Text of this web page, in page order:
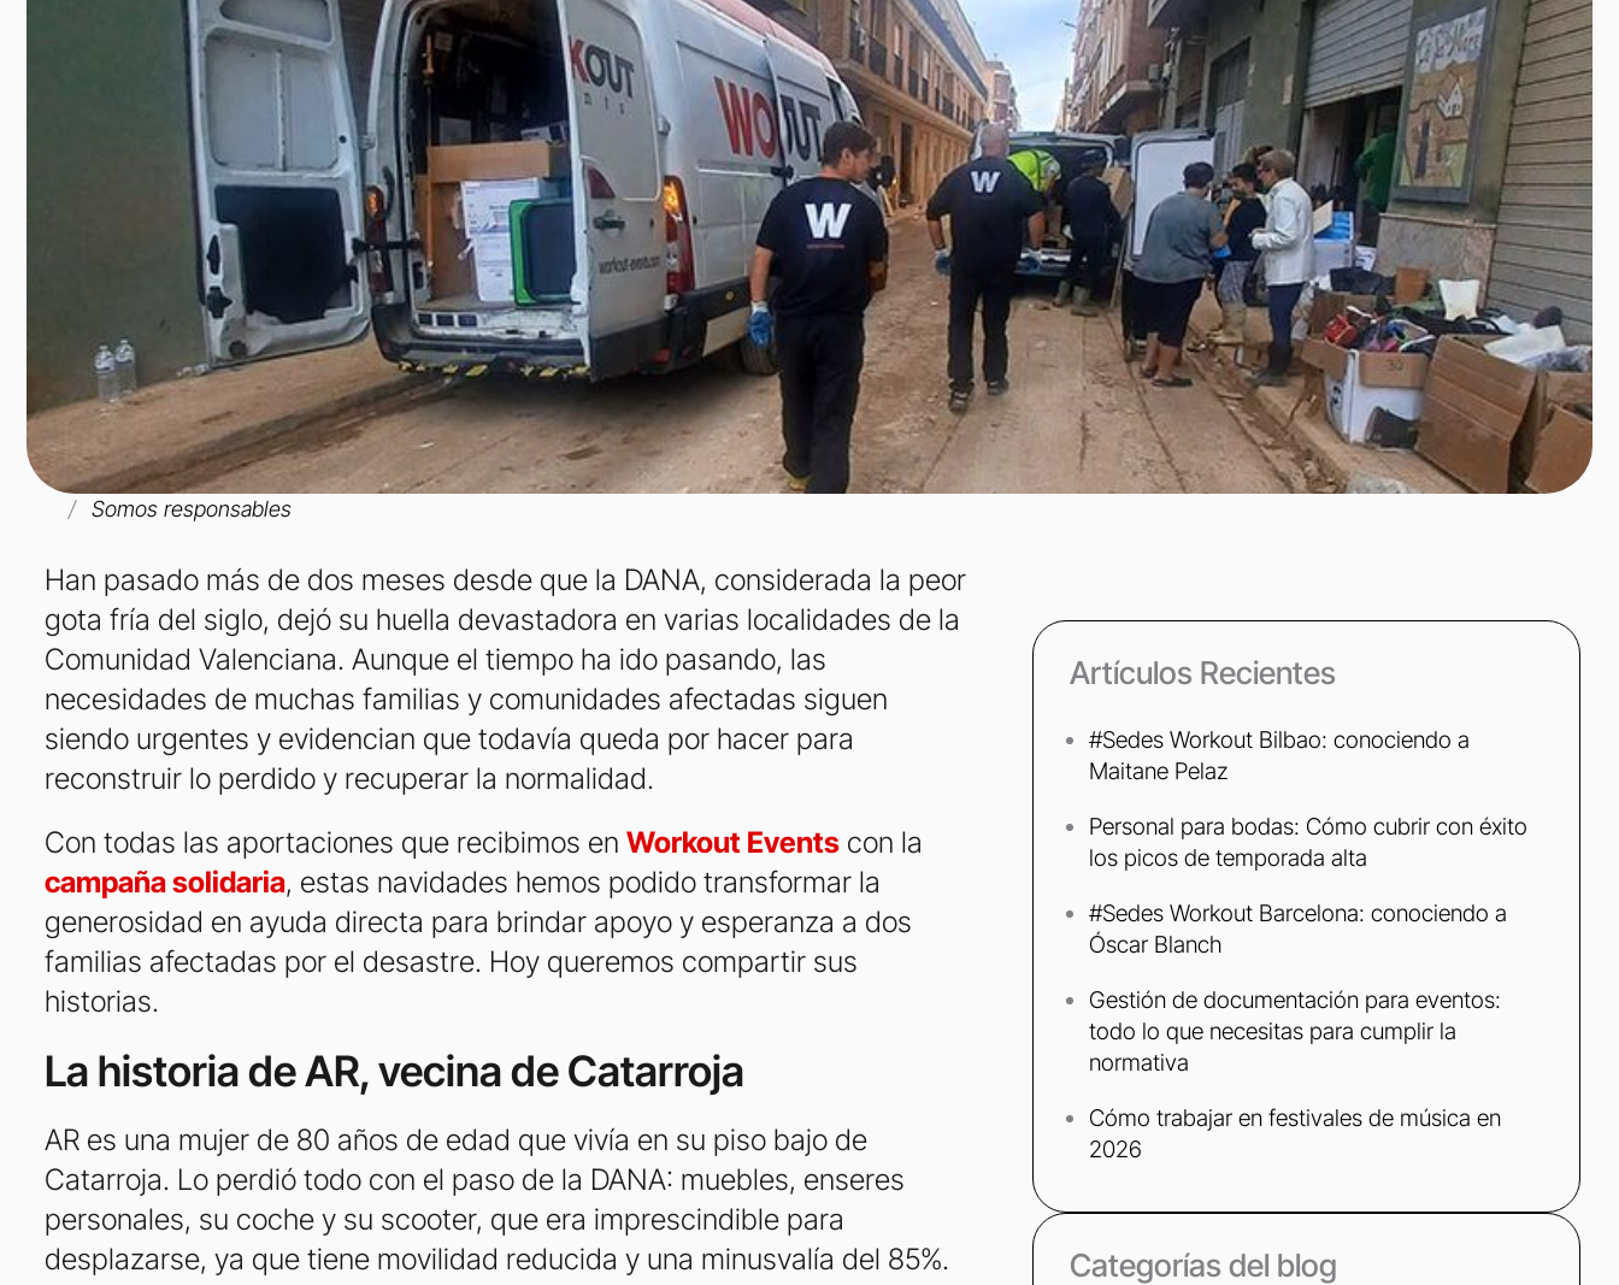
Somos responsables
Han pasado más de dos meses desde que la DANA, considerada la peor
gota fría del siglo, dejó su huella devastadora en varias localidades de la
Comunidad Valenciana. Aunque el tiempo ha ido pasando, las
necesidades de muchas familias y comunidades afectadas siguen
siendo urgentes y evidencian que todavía queda por hacer para
reconstruir lo perdido y recuperar la normalidad.
Con todas las aportaciones que recibimos en Workout Events con la
campaña solidaria, estas navidades hemos podido transformar la
generosidad en ayuda directa para brindar apoyo y esperanza a dos
familias afectadas por el desastre. Hoy queremos compartir sus
historias.
La historia de AR, vecina de Catarroja
AR es una mujer de 80 años de edad que vivía en su piso bajo de
Catarroja. Lo perdió todo con el paso de la DANA: muebles, enseres
personales, su coche y su scooter, que era imprescindible para
desplazarse, ya que tiene movilidad reducida y una minusvalía del 85%.
Artículos Recientes
#Sedes Workout Bilbao: conociendo a
Maitane Pelaz
Personal para bodas: Cómo cubrir con éxito
los picos de temporada alta
#Sedes Workout Barcelona: conociendo a
Óscar Blanch
Gestión de documentación para eventos:
todo lo que necesitas para cumplir la
normativa
Cómo trabajar en festivales de música en
2026
Categorías del blog